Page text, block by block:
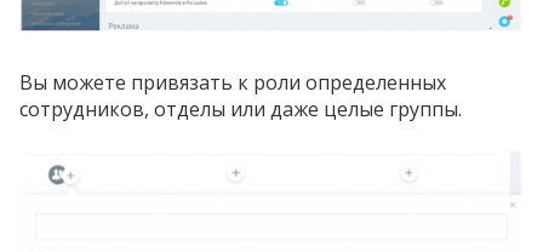
Вы можете привязать к роли определенных
сотрудников, отделы или даже целые группы.